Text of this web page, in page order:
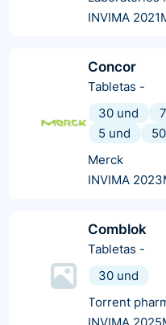
INVIMA
Concor
Tabletas -
30 und
5 und
Merck
INVIMA
Comblok
Tabletas -
30 und
Torrent
INVIMA